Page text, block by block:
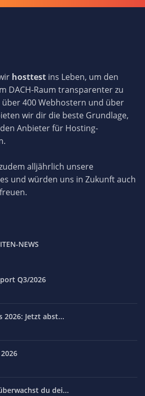
hosttest ins Leben, um den
DACH-Raum transparenter zu
400 Webhostern und über
wir dir die beste Grundlage,
Anbieter für Hosting-
alljährlich unsere
und würden uns in Zukunft auch
NEWS
Q3/2026
2026: Jetzt abst...
du dei...